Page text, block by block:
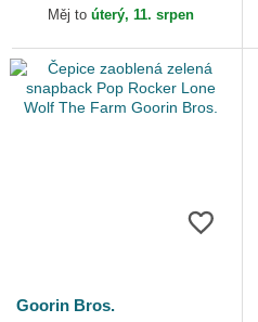
Bros.Měj to úterý, 11. srpen
Goorin Bros.